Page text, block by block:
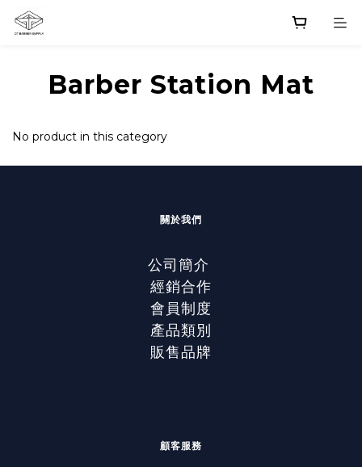
Barber Station Mat
No product in this category
關於我們
公司簡介
經銷合作
會員制度
產品類別
販售品牌
顧客服務